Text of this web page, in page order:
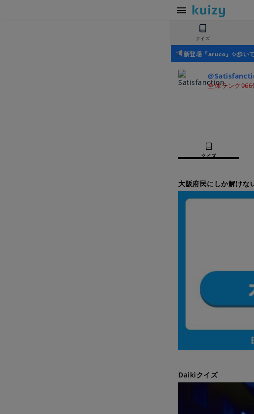
クイズ
新登場『aruco』✨歩い
全体ランク966
クイズ
大阪府民にしか解けな
Daikiクイズ